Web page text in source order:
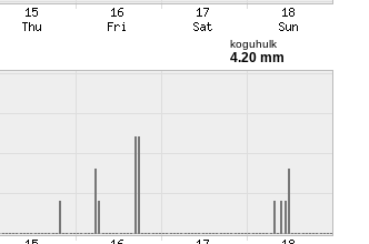
koguhulk
4.20 mm